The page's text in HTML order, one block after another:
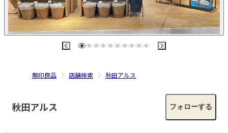
ア
無印良品 店舗検索 秋田アルス
秋田アルス フォローする